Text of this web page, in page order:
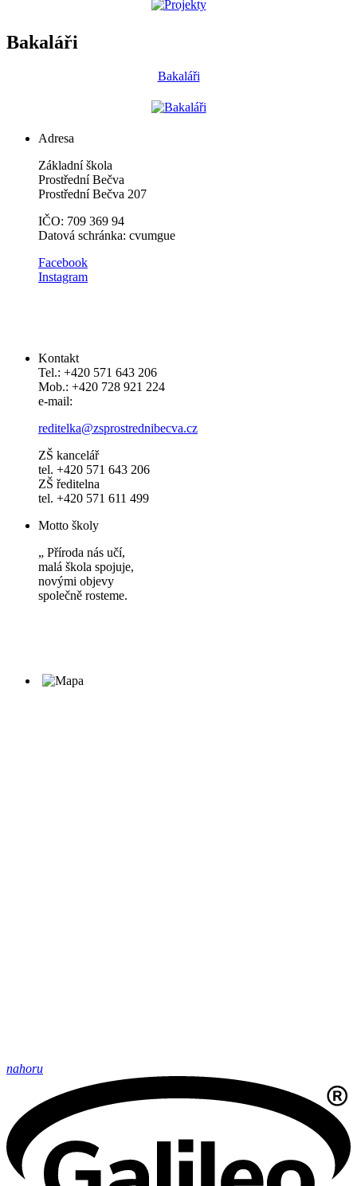
Bakaláři
Bakaláři
Adresa
Základní škola
Prostřední Bečva
Prostřední Bečva 207
IČO: 709 369 94
Datová schránka: cvumgue
​​Facebook
Instagram
Kontakt
Tel.: +420 571 643 206
Mob.: +420 728 921 224
e-mail:
reditelka@zsprostrednibecva.cz
ZŠ kancelář
tel. +420 571 643 206
ZŠ ředitelna
tel. +420 571 611 499
Motto školy
„ Příroda nás učí,
malá škola spojuje,
novými objevy
společně rosteme.
nahoru